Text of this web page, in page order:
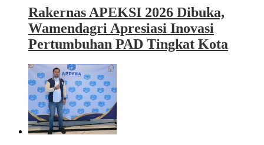
Rakernas APEKSI 2026 Dibuka,
Wamendagri Apresiasi Inovasi
Pertumbuhan PAD Tingkat Kota